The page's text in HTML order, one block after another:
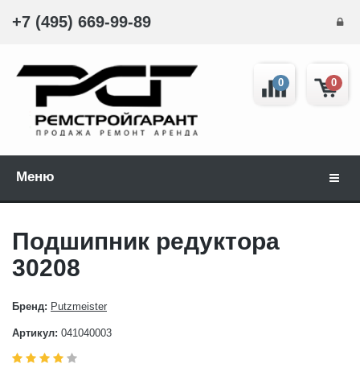
+7 (495) 669-99-89
0
0
Меню
Подшипник редуктора
30208
Бренд: Putzmeister
Артикул: 041040003